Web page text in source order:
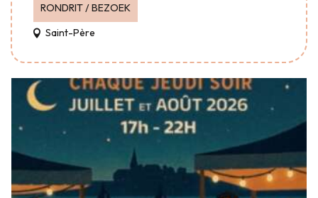
RONDRIT / BEZOEK
Saint-Père